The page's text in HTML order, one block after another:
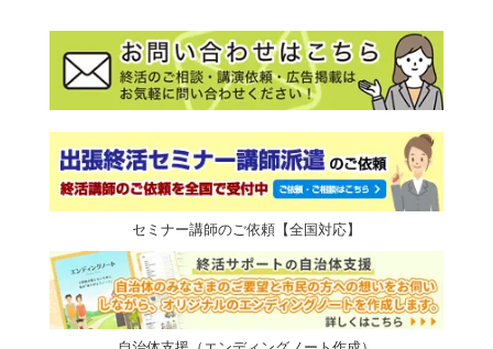
セミナー講師のご依頼【全国対応】